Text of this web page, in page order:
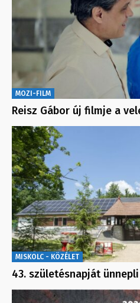
MOZI-FILM
Reisz Gábor új filmje a
MISKOLC - KÖZÉLET
43. születésnapját